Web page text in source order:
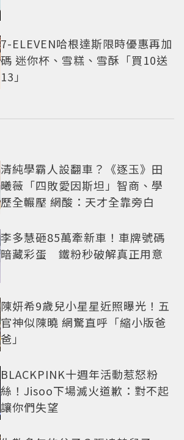
7-ELEVEN哈根達斯限時優惠再加
碼 迷你杯、雪糕、雪酥「買10送
13」
清純學霸人設翻車？《逐玉》田
曦薇「四敗愛因斯坦」智商、學
歷全輾壓 網酸：天才全靠旁白
李多慧砸85萬牽新車！車牌號碼
暗藏彩蛋 鐵粉秒破解真正用意
陳妍希9歲兒小星星近照曝光！五
官神似陳曉 網驚直呼「縮小版爸
爸」
BLACKPINK十週年活動惹怒粉
絲！Jisoo下場滅火道歉：對不起
讓你們失望